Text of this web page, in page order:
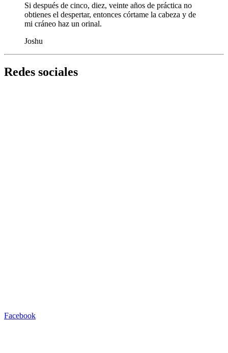
Si después de cinco, diez, veinte años de práctica no
obtienes el despertar, entonces córtame la cabeza y de
mi cráneo haz un orinal.
Joshu
Redes sociales
Facebook